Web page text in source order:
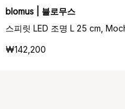
blomus | 블로무스
스피릿 LED 조명 L 25 cm,
₩142,200